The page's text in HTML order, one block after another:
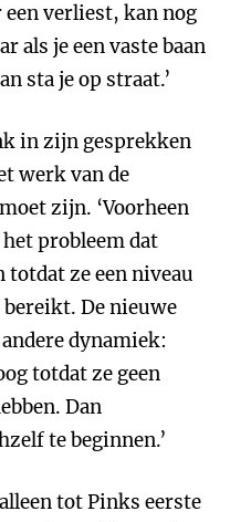
verliest, kan nog
als je een vaste baan
sta je op straat.’
in zijn gesprekken
werk van de
zijn. ‘Voorheen
probleem dat
ze een niveau
De nieuwe
dynamiek:
totdat ze geen
Dan
te beginnen.’
tot Pinks eerste